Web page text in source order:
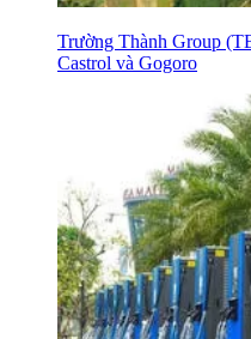
Trường Thành Group
Castrol và Gogoro